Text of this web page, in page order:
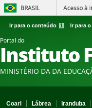
BRASIL Acesso à
Ir para o conteúdo 1 Ir para
Portal do
Instituto
MINISTÉRIO DA DA
Coari
Lábrea Iranduba